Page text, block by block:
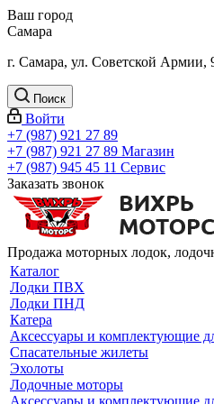
Ваш город
Самара
г. Самара, ул. Советской Армии,
Поиск
Войти
+7 (987) 921 27 89
+7 (987) 921 27 89 Магазин
+7 (987) 945 45 11 Сервис
Заказать звонок
Продажа моторных лодок,
Каталог
Лодки ПВХ
Лодки ПНД
Катера
Аксессуары и комплектующие
Спасательные жилеты
Эхолоты
Лодочные моторы
Аксессуары и комплектующие